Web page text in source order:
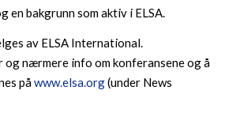
en bakgrunn som aktiv i ELSA.
av ELSA International.
og nærmere info om konferansene og å
påwww.elsa.org(under News